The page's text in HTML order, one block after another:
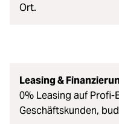
Ort.
Leasing &
0% Leasing auf Profi-
Geschäftskunden,